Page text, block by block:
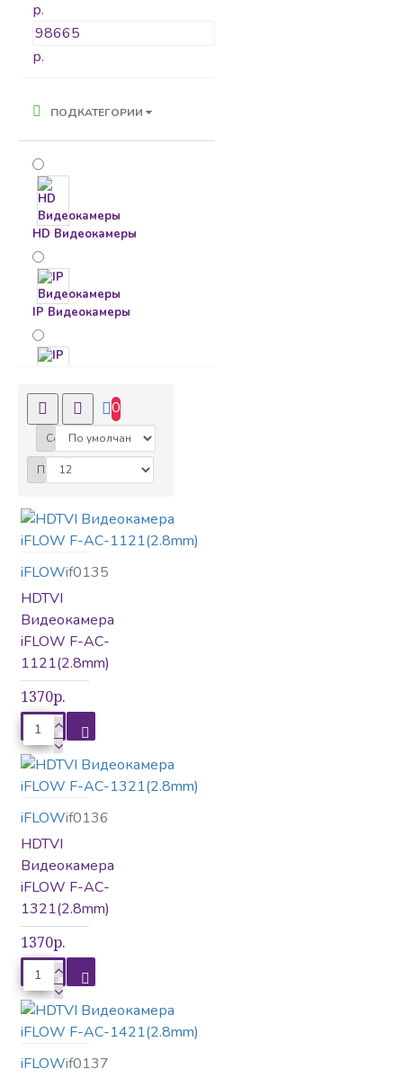
р.
р.
ПОДКАТЕГОРИИ
HD Видеокамеры
IP Видеокамеры
IP Видеорегистраторы
Автоматика
Видеодомофоны
Видеонаблюдение
Вызывные панели
видеорегистраторы
Домофония
Комплекты
видеодомофонов
0
Сортировка:
Показать:
iFLOWif0135
HDTVI
Видеокамера
iFLOW F-AC-
1121(2.8mm)
1370р.
iFLOWif0136
HDTVI
Видеокамера
iFLOW F-AC-
1321(2.8mm)
1370р.
iFLOWif0137